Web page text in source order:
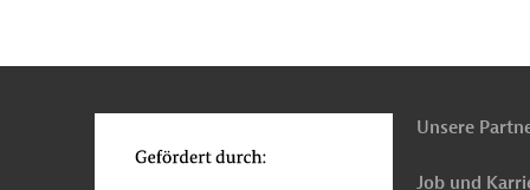
Unsere
Job und